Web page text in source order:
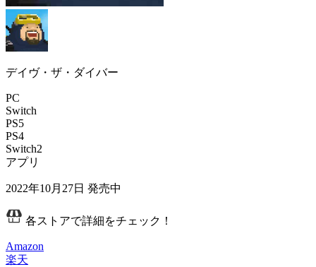
デイヴ・ザ・ダイバー
PC
Switch
PS5
PS4
Switch2
アプリ
2022年10月27日 発売中
各ストアで詳細をチェック！
Amazon
楽天